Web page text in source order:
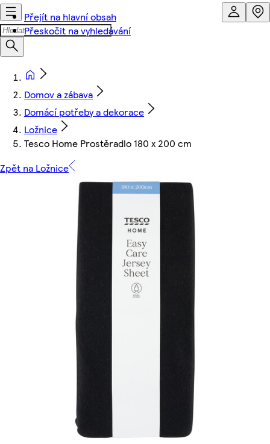
Přejít na hlavní obsah
Přeskočit na vyhledávání
Domov a zábava
Domácí potřeby a dekorace
Ložnice
Tesco Home Prostěradlo 180 x 200 cm
Zpět na Ložnice